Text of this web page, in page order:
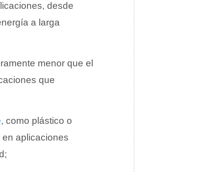
desde
a larga
menor que el
que
, como plástico o
aplicaciones